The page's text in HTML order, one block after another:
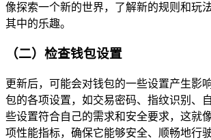
像探索一个新的世界，了解新的规则和玩
其中的乐趣。
（二）检查钱包设置
更新后，可能会对钱包的一些设置产生影
包的各项设置，如交易密码、指纹识别、
些设置符合自己的需求和安全要求，这就
项性能指标，确保它能够安全、顺畅地行驶